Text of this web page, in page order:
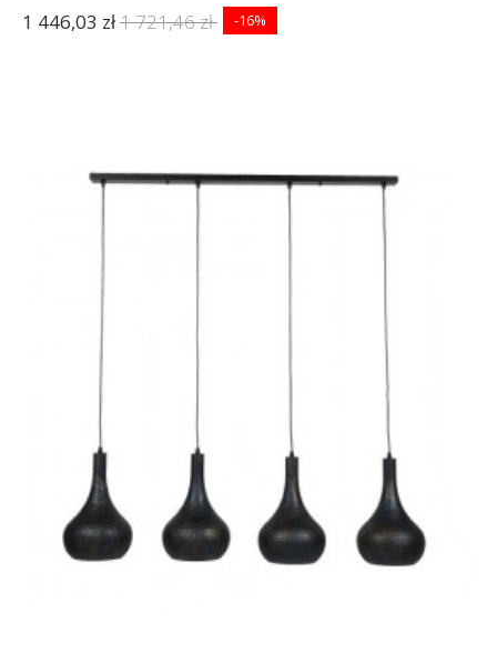
1 446,03 zł1 721,46 zł -16%